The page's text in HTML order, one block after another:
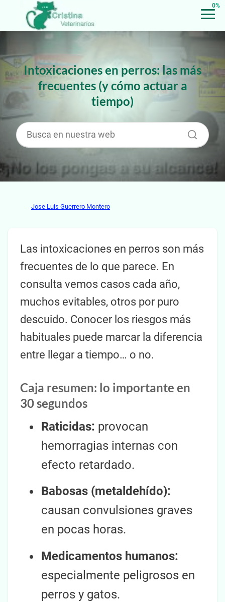
0%
Intoxicaciones en perros: las más
frecuentes (y cómo actuar a
tiempo)
Jose Luis Guerrero Montero
Las intoxicaciones en perros son más
frecuentes de lo que parece. En
consulta vemos casos cada año,
muchos evitables, otros por puro
descuido. Conocer los riesgos más
habituales puede marcar la diferencia
entre llegar a tiempo… o no.
Caja resumen: lo importante en
30 segundos
Raticidas: provocan
hemorragias internas con
efecto retardado.
Babosas (metaldehído):
causan convulsiones graves
en pocas horas.
Medicamentos humanos:
especialmente peligrosos en
perros y gatos.